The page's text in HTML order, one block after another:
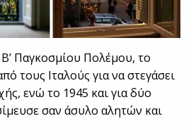
Παγκοσμίου Πολέμου, το
τους Ιταλούς για να στεγάσει
ενώ το 1945 και για δύο
σαν άσυλο αλητών και